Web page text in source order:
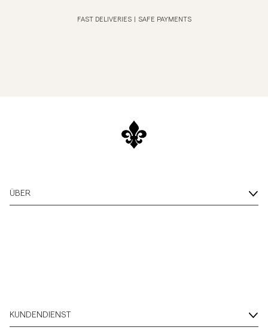
FAST DELIVERIES SAFE PAYMENTS
ÜBER
KUNDENDIENST